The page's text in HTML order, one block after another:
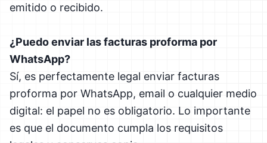
emitido o recibido.
¿Puedo enviar las facturas proforma por
WhatsApp?
Sí, es perfectamente legal enviar facturas
proforma por WhatsApp, email o cualquier medio
digital: el papel no es obligatorio. Lo importante
es que el documento cumpla los requisitos